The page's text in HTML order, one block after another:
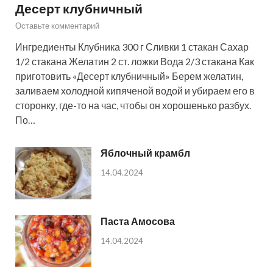
Десерт клубничный
Оставьте комментарий
Ингредиенты Клубника 300 г Сливки 1 стакан Сахар
1/2 стакана Желатин 2 ст. ложки Вода 2/3 стакана Как
приготовить «Десерт клубничный» Берем желатин,
заливаем холодной кипяченой водой и убираем его в
сторонку, где-то на час, чтобы он хорошенько разбух.
По…
Яблочный крамбл
14.04.2024
Паста Амосова
14.04.2024